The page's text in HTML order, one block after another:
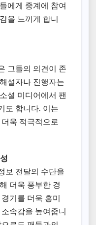
에게 중계에 참여
을 느끼게 합니
그들의 의견이 존
설자나 진행자는
셜 미디어에서 팬
도 합니다. 이는
욱 적극적으로
보 전달의 수단을
더욱 풍부한 경
기를 더욱 흥미
속감을 높여줍니